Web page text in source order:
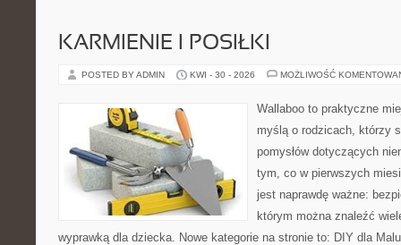
KARMIENIE I POSIŁKI
POSTED BY ADMIN KWI - 30 - 2026 MOŻLIWOŚĆ
Wallaboo to praktyczne
myślą o rodzicach, którzy
pomysłów dotyczących
tym, co w pierwszych
jest naprawdę ważne:
którym można znaleźć
wyprawką dla dziecka. Nowe kategorie na stronie to: DIY dla